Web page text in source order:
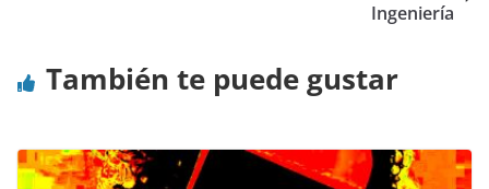
Ingeniería
También te puede gustar